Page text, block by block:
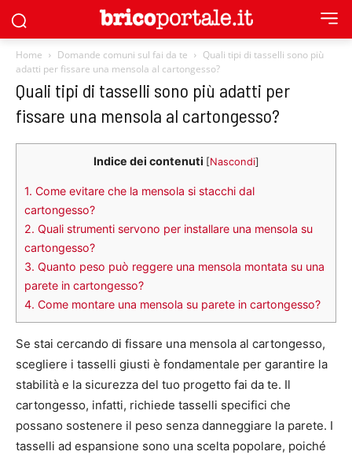
Home Domande comuni sul fai da te
Quali tipi di tasselli sono più
adatti per fissare una mensola al cartongesso?
Quali tipi di tasselli sono più adatti per
fissare una mensola al cartongesso?
Indice dei contenuti [Nascondi]
1. Come evitare che la mensola si stacchi dal
cartongesso?
2. Quali strumenti servono per installare una mensola su
cartongesso?
3. Quanto peso può reggere una mensola montata su una
parete in cartongesso?
4. Come montare una mensola su parete in cartongesso?
Se stai cercando di fissare una mensola al cartongesso,
scegliere i tasselli giusti è fondamentale per garantire la
stabilità e la sicurezza del tuo progetto fai da te. Il
cartongesso, infatti, richiede tasselli specifici che
possano sostenere il peso senza danneggiare la parete. I
tasselli ad espansione sono una scelta popolare, poiché